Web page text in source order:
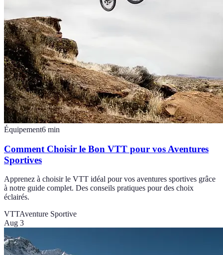
Équipement6 min
Comment Choisir le Bon VTT pour vos Aventures
Sportives
Apprenez à choisir le VTT idéal pour vos aventures sportives grâce
à notre guide complet. Des conseils pratiques pour des choix
éclairés.
VTTAventure Sportive
Aug 3